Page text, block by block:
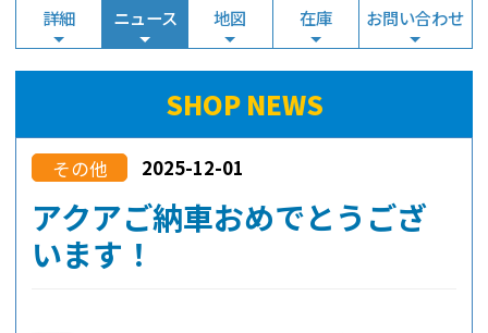
詳細 ニュース 地図 在庫 お問い合わせ
SHOP NEWS
その他 2025-12-01
アクアご納車おめでとうござ
います！